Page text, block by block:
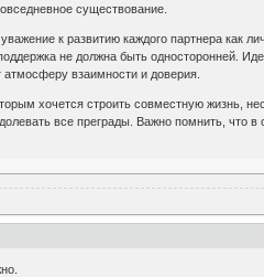
существование.
к развитию каждого партнера как
не должна быть односторонней.
взаимности и доверия.
хочется строить совместную жизнь,
все преграды. Важно помнить,